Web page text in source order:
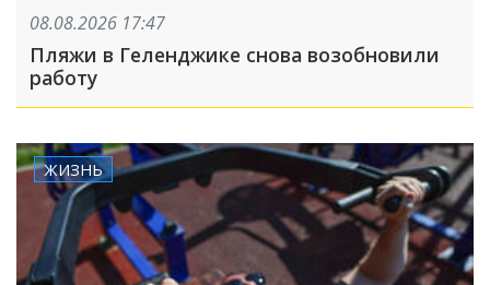
08.08.2026 17:47
Пляжи в Геленджике снова возобновили
работу
ЖИЗНЬ